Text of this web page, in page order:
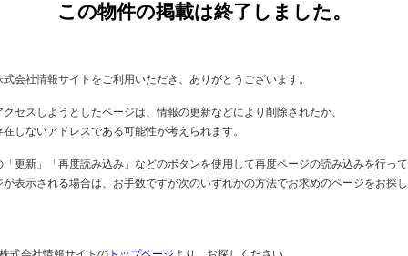
この物件の掲載は終了しました。
会社情報サイトをご利用いただき、ありがとうございます。
セスしようとしたページは、情報の更新などにより削除されたか、
しないアドレスである可能性が考えられます。
更新」「再度読み込み」などのボタンを使用して再度ページの読み込みを行って
が表示される場合は、お手数ですが次のいずれかの方法でお求めのページをお探